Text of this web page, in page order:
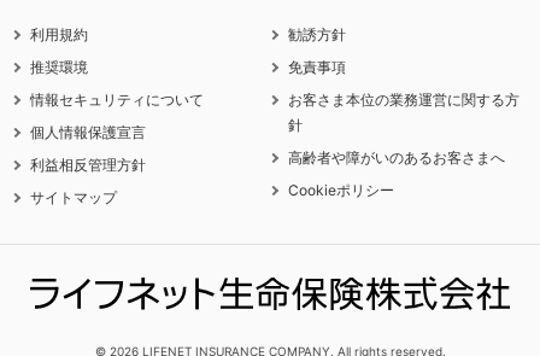
利用規約
推奨環境
情報セキュリティについて
個人情報保護宣言
利益相反管理方針
サイトマップ
勧誘方針
免責事項
お客さま本位の業務運営に関する方
針
高齢者や障がいのあるお客さまへ
Cookieポリシー
© 2026 LIFENET INSURANCE COMPANY. All rights reserved.